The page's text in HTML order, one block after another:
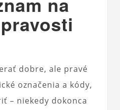
dobre, ale pravé
označenia a kódy,
– niekedy dokonca